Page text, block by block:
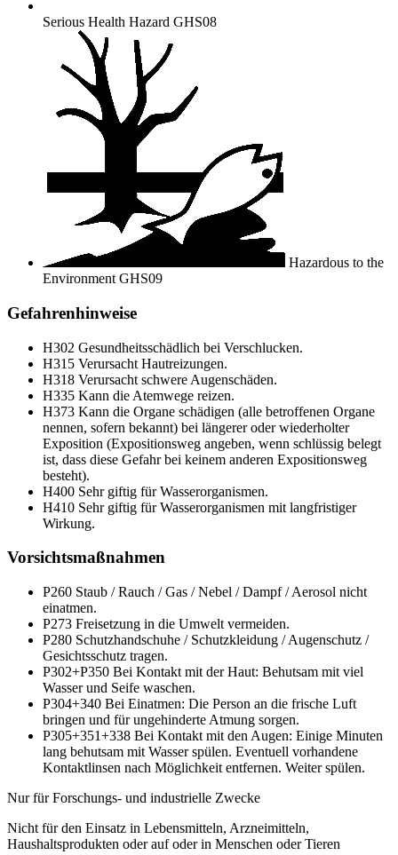
Serious Health Hazard GHS08
Hazardous to the
Environment GHS09
Gefahrenhinweise
H302 Gesundheitsschädlich bei Verschlucken.
H315 Verursacht Hautreizungen.
H318 Verursacht schwere Augenschäden.
H335 Kann die Atemwege reizen.
H373 Kann die Organe schädigen (alle betroffenen Organe
nennen, sofern bekannt) bei längerer oder wiederholter
Exposition (Expositionsweg angeben, wenn schlüssig belegt
ist, dass diese Gefahr bei keinem anderen Expositionsweg
besteht).
H400 Sehr giftig für Wasserorganismen.
H410 Sehr giftig für Wasserorganismen mit langfristiger
Wirkung.
Vorsichtsmaßnahmen
P260 Staub / Rauch / Gas / Nebel / Dampf / Aerosol nicht
einatmen.
P273 Freisetzung in die Umwelt vermeiden.
P280 Schutzhandschuhe / Schutzkleidung / Augenschutz /
Gesichtsschutz tragen.
P302+P350 Bei Kontakt mit der Haut: Behutsam mit viel
Wasser und Seife waschen.
P304+340 Bei Einatmen: Die Person an die frische Luft
bringen und für ungehinderte Atmung sorgen.
P305+351+338 Bei Kontakt mit den Augen: Einige Minuten
lang behutsam mit Wasser spülen. Eventuell vorhandene
Kontaktlinsen nach Möglichkeit entfernen. Weiter spülen.
Nur für Forschungs- und industrielle Zwecke
Nicht für den Einsatz in Lebensmitteln, Arzneimitteln,
Haushaltsprodukten oder auf oder in Menschen oder Tieren